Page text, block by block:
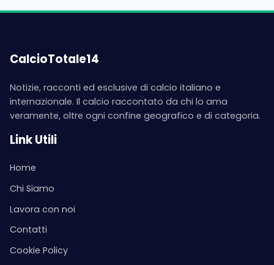
CalcioTotale14
Notizie, racconti ed esclusive di calcio italiano e
internazionale. Il calcio raccontato da chi lo ama
veramente, oltre ogni confine geografico e di categoria.
Link Utili
Home
Chi Siamo
Lavora con noi
Contatti
Cookie Policy